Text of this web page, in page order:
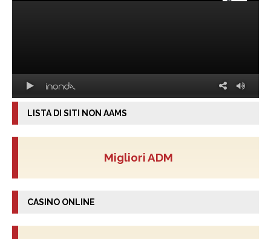
LISTA DI SITI NON AAMS
Migliori ADM
CASINO ONLINE